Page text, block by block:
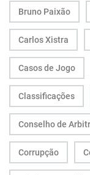
Bruno Paixão
Carlos Xistra
Casos de Jogo
Classificações
Conselho de
Corrupção